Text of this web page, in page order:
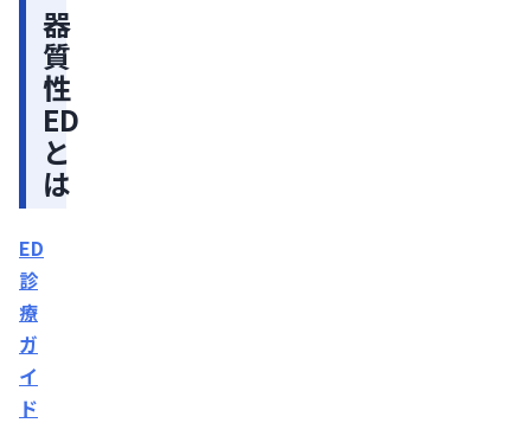
器
質
性
ED
と
は
ED
診
療
ガ
イ
ド